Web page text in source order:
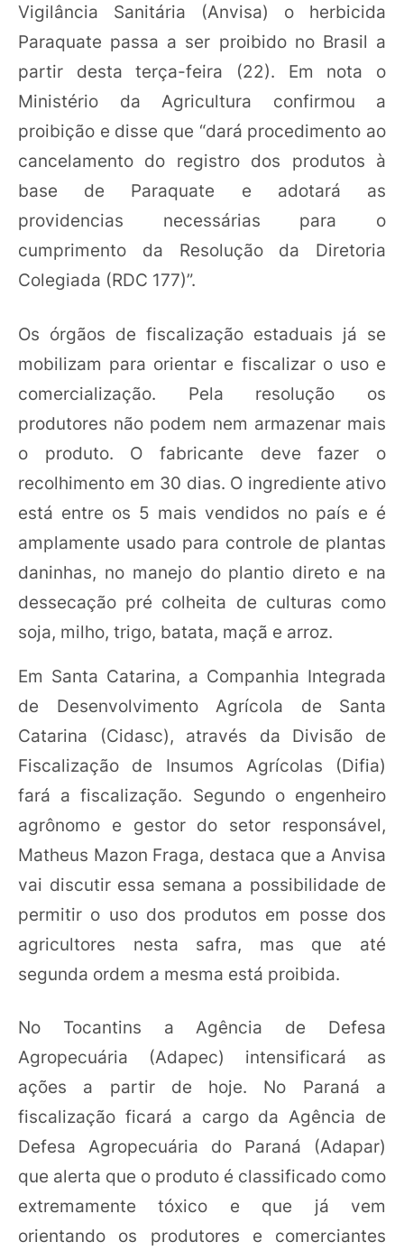
Vigilância Sanitária (Anvisa) o herbicida
Paraquate passa a ser proibido no Brasil a
partir desta terça-feira (22). Em nota o
Ministério da Agricultura confirmou a
proibição e disse que “dará procedimento ao
cancelamento do registro dos produtos à
base de Paraquate e adotará as
providencias necessárias para o
cumprimento da Resolução da Diretoria
Colegiada (RDC 177)”.
Os órgãos de fiscalização estaduais já se
mobilizam para orientar e fiscalizar o uso e
comercialização. Pela resolução os
produtores não podem nem armazenar mais
o produto. O fabricante deve fazer o
recolhimento em 30 dias. O ingrediente ativo
está entre os 5 mais vendidos no país e é
amplamente usado para controle de plantas
daninhas, no manejo do plantio direto e na
dessecação pré colheita de culturas como
soja, milho, trigo, batata, maçã e arroz.
Em Santa Catarina, a Companhia Integrada
de Desenvolvimento Agrícola de Santa
Catarina (Cidasc), através da Divisão de
Fiscalização de Insumos Agrícolas (Difia)
fará a fiscalização. Segundo o engenheiro
agrônomo e gestor do setor responsável,
Matheus Mazon Fraga, destaca que a Anvisa
vai discutir essa semana a possibilidade de
permitir o uso dos produtos em posse dos
agricultores nesta safra, mas que até
segunda ordem a mesma está proibida.
No Tocantins a Agência de Defesa
Agropecuária (Adapec) intensificará as
ações a partir de hoje. No Paraná a
fiscalização ficará a cargo da Agência de
Defesa Agropecuária do Paraná (Adapar)
que alerta que o produto é classificado como
extremamente tóxico e que já vem
orientando os produtores e comerciantes